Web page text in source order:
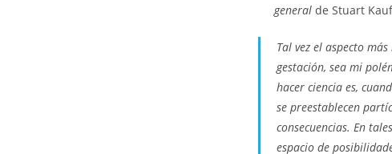
general de Stuart
Tal vez el aspecto
gestación, sea mi
hacer ciencia es,
se preestablecen
consecuencias. En
espacio de